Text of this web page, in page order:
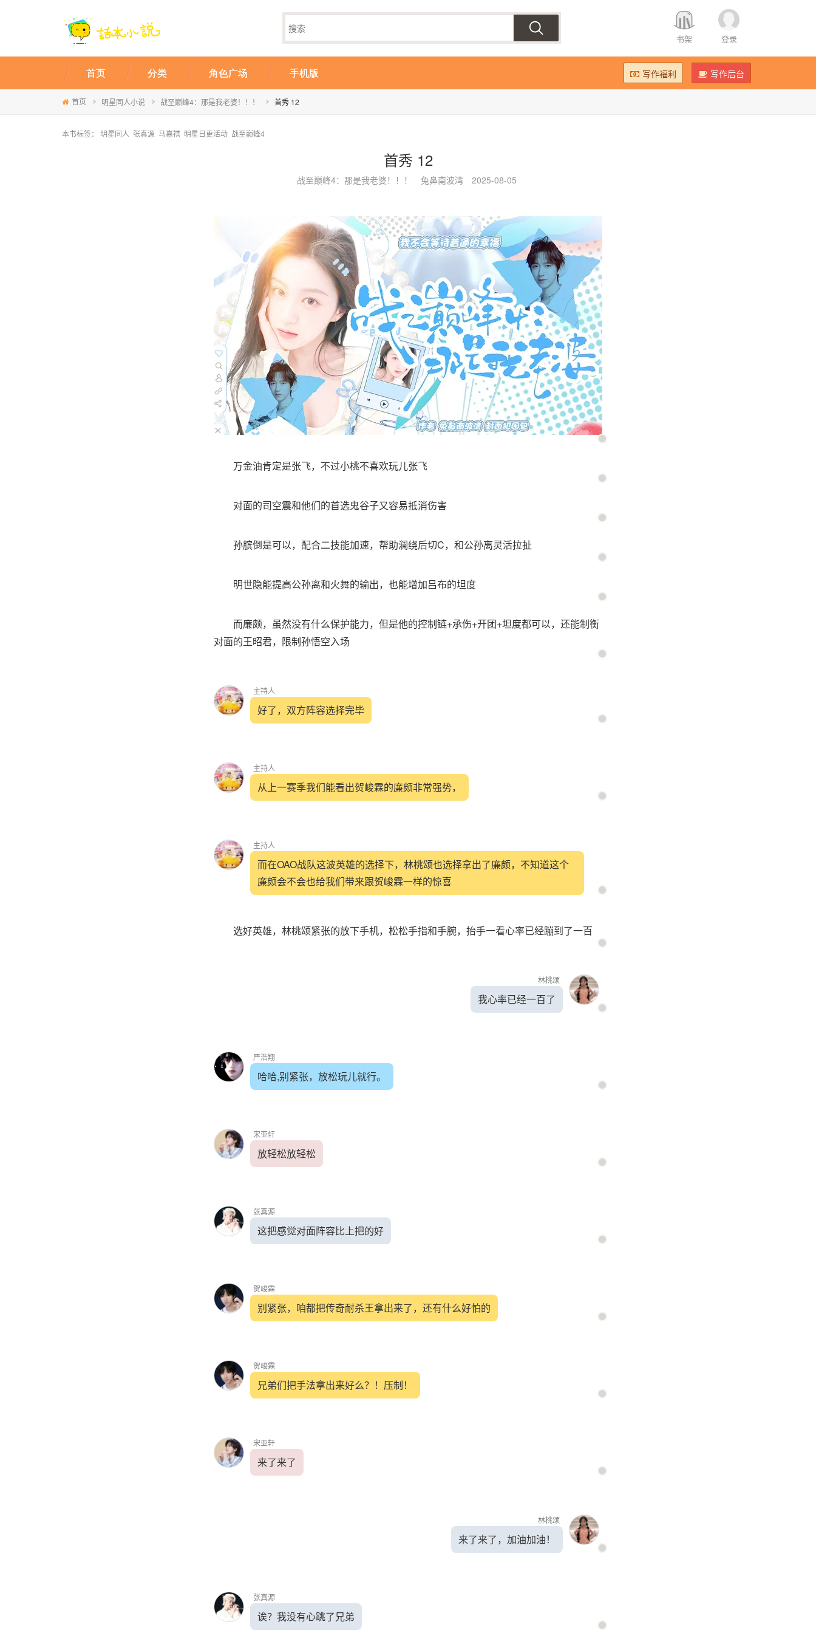
书架 登录
写作福利 写作后台
首页 分类 角色广场 手机版
首页 明星同人小说 战至巅峰4：那是我老婆！！！ 首秀 12
本书标签： 明星同人 张真源 马嘉祺 明星日更活动 战至巅峰4
首秀 12
战至巅峰4：那是我老婆！！！ 兔鼻南波湾 2025-08-05
万金油肯定是张飞，不过小桃不喜欢玩儿张飞
对面的司空震和他们的首选鬼谷子又容易抵消伤害
孙膑倒是可以，配合二技能加速，帮助澜绕后切C，和公孙离灵活拉扯
明世隐能提高公孙离和火舞的输出，也能增加吕布的坦度
而廉颇，虽然没有什么保护能力，但是他的控制链+承伤+开团+坦度都可以，还能制衡
对面的王昭君，限制孙悟空入场
主持人
好了，双方阵容选择完毕
主持人
从上一赛季我们能看出贺峻霖的廉颇非常强势，
主持人
而在OAO战队这波英雄的选择下，林桃颂也选择拿出了廉颇，不知道这个
廉颇会不会也给我们带来跟贺峻霖一样的惊喜
选好英雄，林桃颂紧张的放下手机，松松手指和手腕，抬手一看心率已经蹦到了一百
林桃颂
我心率已经一百了
严浩翔
哈哈,别紧张，放松玩儿就行。
宋亚轩
放轻松放轻松
张真源
这把感觉对面阵容比上把的好
贺峻霖
别紧张，咱都把传奇耐杀王拿出来了，还有什么好怕的
贺峻霖
兄弟们把手法拿出来好么？！压制！
宋亚轩
来了来了
林桃颂
来了来了，加油加油！
张真源
诶？我没有心跳了兄弟